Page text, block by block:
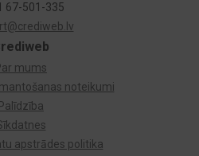
mums
noteikumi
Palīdzība
apstrādes politika
67-501-335